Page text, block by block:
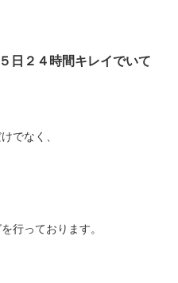
日２４時間キレイでいて
でなく、
行っております。